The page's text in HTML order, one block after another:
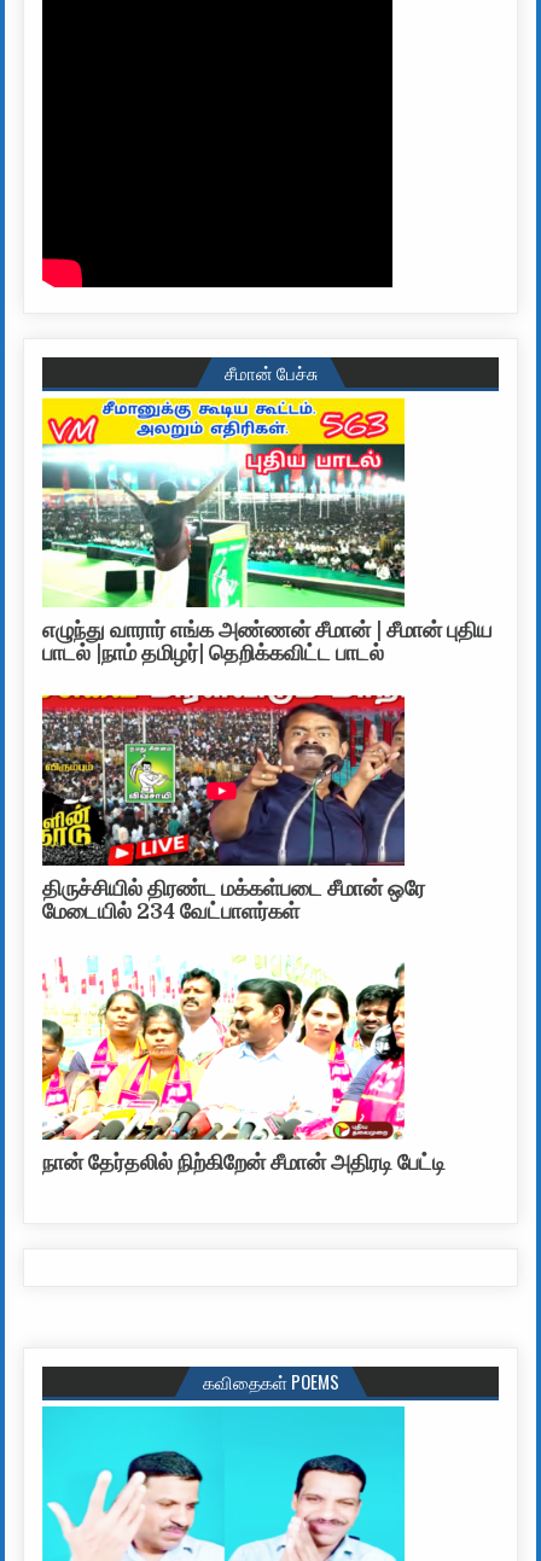
சீமான் பேச்சு
எழுந்து வாரார் எங்க அண்ணன் சீமான் | சீமான் புதிய
பாடல் |நாம் தமிழர்| தெறிக்கவிட்ட பாடல்
திருச்சியில் திரண்ட மக்கள்படை சீமான் ஒரே
மேடையில் 234 வேட்பாளர்கள்
நான் தேர்தலில் நிற்கிறேன் சீமான் அதிரடி பேட்டி
கவிதைகள் POEMS